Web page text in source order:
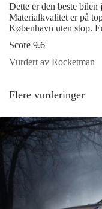
Dette er den beste
Materialkvalitet er på
København uten stop.
Score 9.6
Vurdert av Rocketman
Flere vurderinger